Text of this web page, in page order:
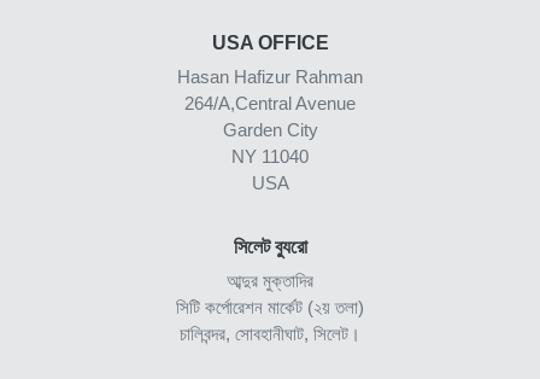
USA OFFICE
Hasan Hafizur Rahman
264/A,Central Avenue
Garden City
NY 11040
USA
সিলেট ব্যুরো
আব্দুর মুক্তাদির
সিটি কর্পোরেশন মার্কেট (২য় তলা)
চালিবন্দর, সোবহানীঘাট, সিলেট।